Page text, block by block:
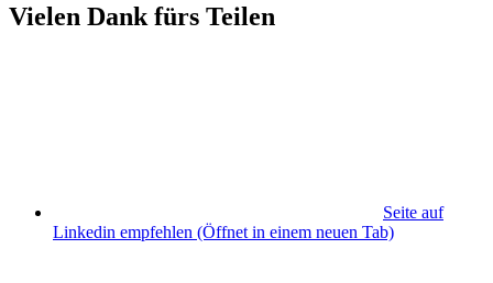
Vielen Dank fürs Teilen
Seite auf
Linkedin empfehlen (Öffnet in einem neuen Tab)